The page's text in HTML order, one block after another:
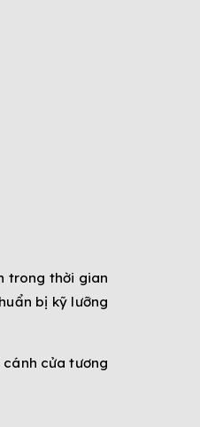
trong thời gian
bị kỹ lưỡng
cửa tương